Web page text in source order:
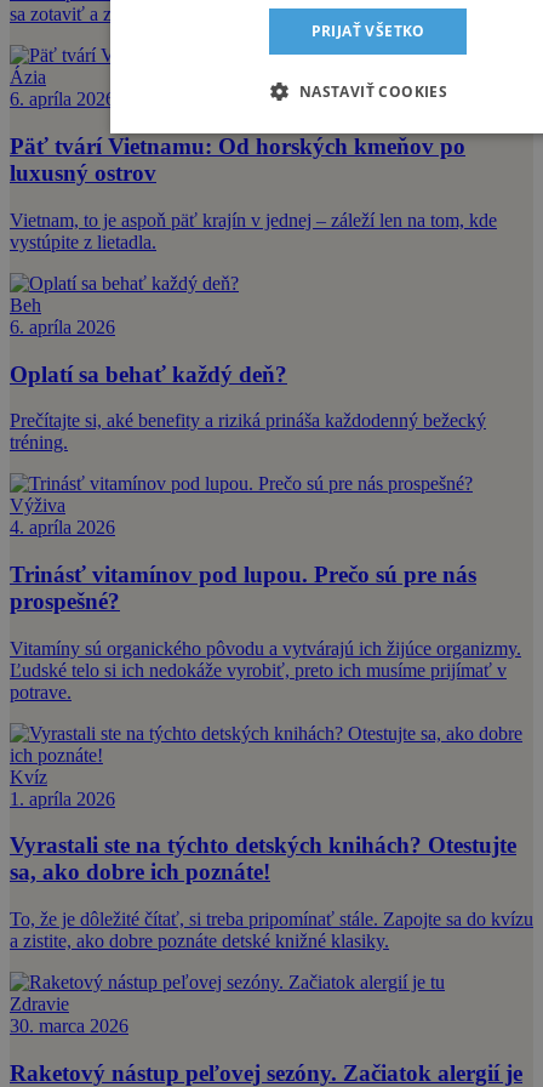
sa zotaviť a zachovať si zdravé a optimálne fungujúce telo.
Ázia
6. apríla 2026
Päť tvárí Vietnamu: Od horských kmeňov po
luxusný ostrov
Vietnam, to je aspoň päť krajín v jednej – záleží len na tom, kde
vystúpite z lietadla.
Beh
6. apríla 2026
Oplatí sa behať každý deň?
Prečítajte si, aké benefity a riziká prináša každodenný bežecký
tréning.
Výživa
4. apríla 2026
Trinásť vitamínov pod lupou. Prečo sú pre nás
prospešné?
Vitamíny sú organického pôvodu a vytvárajú ich žijúce organizmy.
Ľudské telo si ich nedokáže vyrobiť, preto ich musíme prijímať v
potrave.
Kvíz
1. apríla 2026
Vyrastali ste na týchto detských knihách? Otestujte
sa, ako dobre ich poznáte!
To, že je dôležité čítať, si treba pripomínať stále. Zapojte sa do kvízu
a zistite, ako dobre poznáte detské knižné klasiky.
Zdravie
30. marca 2026
Raketový nástup peľovej sezóny. Začiatok alergií je
PRIJAŤ VŠETKO
NASTAVIŤ COOKIES